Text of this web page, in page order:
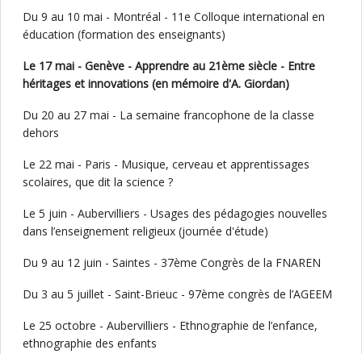
Du 9 au 10 mai - Montréal - 11e Colloque international en
éducation (formation des enseignants)
Le 17 mai - Genève - Apprendre au 21ème siècle - Entre
héritages et innovations (en mémoire d'A. Giordan)
Du 20 au 27 mai - La semaine francophone de la classe
dehors
Le 22 mai - Paris - Musique, cerveau et apprentissages
scolaires, que dit la science ?
Le 5 juin - Aubervilliers - Usages des pédagogies nouvelles
dans l’enseignement religieux (journée d'étude)
Du 9 au 12 juin - Saintes - 37ème Congrès de la FNAREN
Du 3 au 5 juillet - Saint-Brieuc - 97ème congrès de l’AGEEM
Le 25 octobre - Aubervilliers - Ethnographie de l’enfance,
ethnographie des enfants